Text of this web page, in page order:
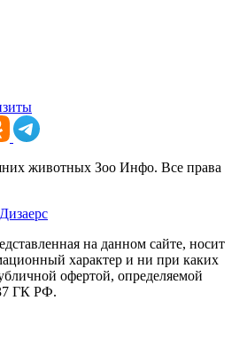
животных Зоо Инфо. Все права
на данном сайте, носит
характер и ни при каких
офертой, определяемой
ГК РФ.